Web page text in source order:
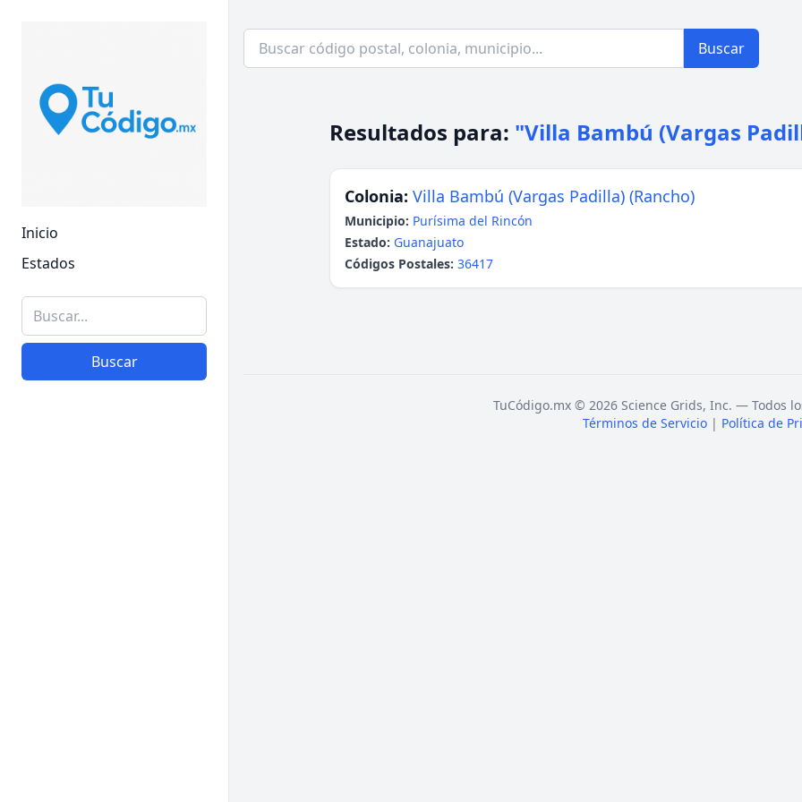
Inicio
Estados
Buscar
Buscar
Resultados para: "Villa Bambú (Vargas
Colonia: Villa Bambú (Vargas Padilla) (Rancho)
Municipio: Purísima del Rincón
Estado: Guanajuato
Códigos Postales: 36417
TuCódigo.mx © 2026 Science Grids, Inc. — Todos
Términos de Servicio | Política de